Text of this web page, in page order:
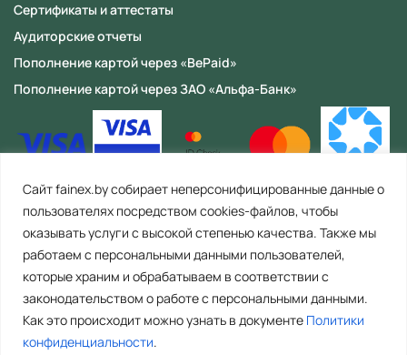
Сайт fainex.by собирает неперсонифицированные данные о
пользователях посредством cookies-файлов, чтобы
оказывать услуги с высокой степенью качества. Также мы
работаем с персональными данными пользователей,
которые храним и обрабатываем в соответствии с
законодательством о работе с персональными данными.
Как это происходит можно узнать в документе Политики
конфиденциальности.
Сертификаты и аттестаты
Аудиторские отчеты
Пополнение картой через «BePaid»
Пополнение картой через ЗАО «Альфа-Банк»
ООО «Файнекс» Республика Беларусь, 223056, Минская область,
Минский район, с/с Сеницкий, аг. Сеница, ул. Армейская, д. 8, пом. 4